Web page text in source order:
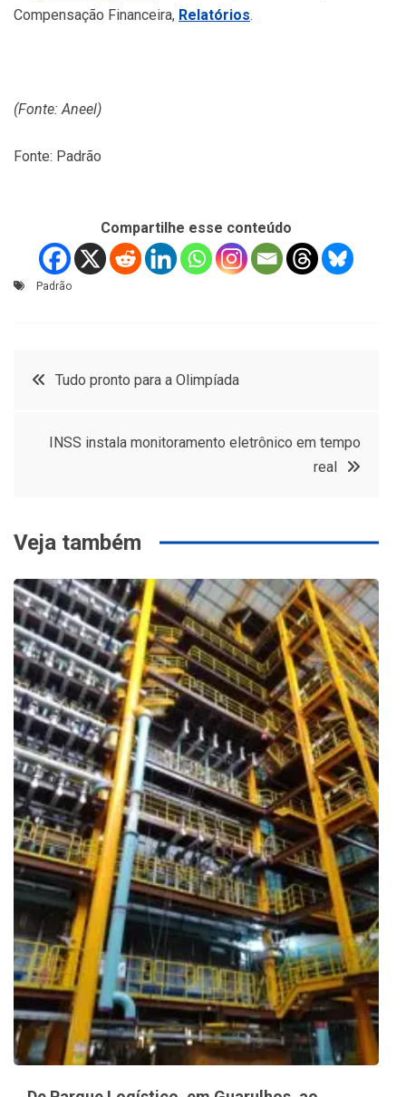
Compensação Financeira, Relatórios.
(Fonte: Aneel)
Fonte: Padrão
Compartilhe esse conteúdo
Padrão
Navegação
Tudo pronto para a Olimpíada
INSS instala monitoramento eletrônico em tempo
real
Veja também